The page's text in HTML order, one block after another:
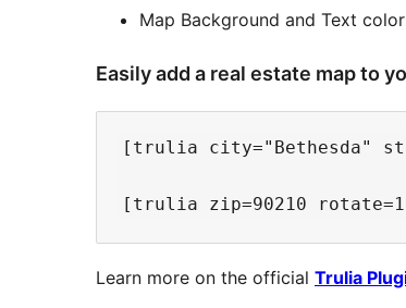
Map Background and Text
Easily add a real estate map to
[trulia city="Bethesda"
Learn more on the official Trulia